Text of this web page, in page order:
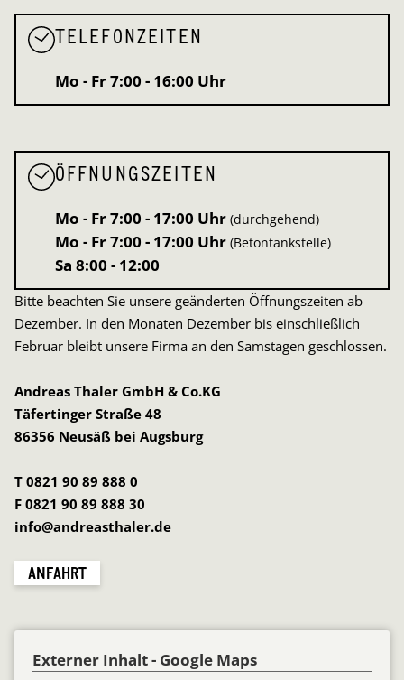
TELEFONZEITEN
Mo - Fr7:00 - 16:00 Uhr
ÖFFNUNGSZEITEN
Mo - Fr7:00 - 17:00 Uhr (durchgehend)
Mo - Fr7:00 - 17:00 Uhr (Betontankstelle)
Sa 8:00 - 12:00
Bitte beachten Sie unsere geänderten Öffnungszeiten ab
Dezember. In den Monaten Dezember bis einschließlich
Februar bleibt unsere Firma an den Samstagen geschlossen.
Andreas Thaler GmbH & Co.KG
Täfertinger Straße 48
86356 Neusäß bei Augsburg
T 0821 90 89 888 0
F 0821 90 89 888 30
info@andreasthaler.de
ANFAHRT
Externer Inhalt - Google Maps